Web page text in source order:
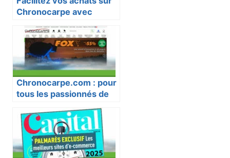
Chronocarpe avec
Younited Crédit
Chronocarpe.com : pour
tous les passionnés de